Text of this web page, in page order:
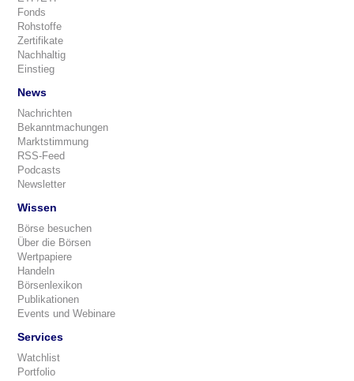
Fonds
Rohstoffe
Zertifikate
Nachhaltig
Einstieg
News
Nachrichten
Bekanntmachungen
Marktstimmung
RSS-Feed
Podcasts
Newsletter
Wissen
Börse besuchen
Über die Börsen
Wertpapiere
Handeln
Börsenlexikon
Publikationen
Events und Webinare
Services
Watchlist
Portfolio